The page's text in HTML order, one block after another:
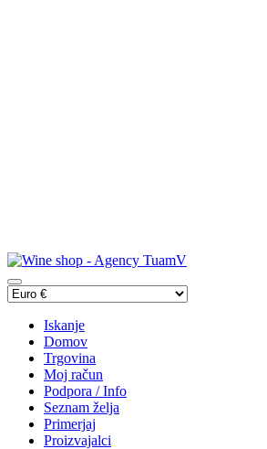
Iskanje
Domov
Trgovina
Moj račun
Podpora / Info
Seznam želja
Primerjaj
Proizvajalci